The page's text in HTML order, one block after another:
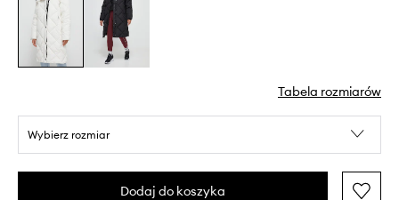
Tabela rozmiarów
Wybierz rozmiar
Dodaj do koszyka